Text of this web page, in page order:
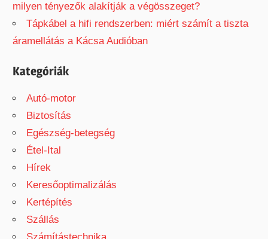
milyen tényezők alakítják a végösszeget?
Tápkábel a hifi rendszerben: miért számít a tiszta
áramellátás a Kácsa Audióban
Kategóriák
Autó-motor
Biztosítás
Egészség-betegség
Étel-Ital
Hírek
Keresőoptimalizálás
Kertépítés
Szállás
Számítástechnika